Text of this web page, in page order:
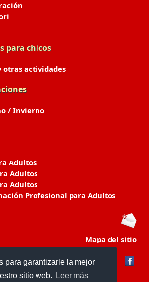
para garantizarle la mejor
sitio web.
Leer más
para chicos
otras actividades
/ Invierno
Adultos
Adultos
Adultos
Profesional para Adultos
Mapa del sitio